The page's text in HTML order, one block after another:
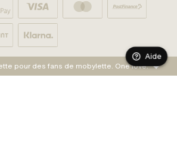
pour des fans de mobylette. One love.
Aide